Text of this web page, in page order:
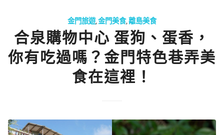
金門旅遊,金門美食,離島美食
合泉購物中心 蛋狗、蛋香，
你有吃過嗎？金門特色巷弄美
食在這裡！